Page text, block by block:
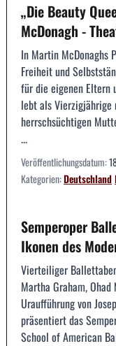
„Die Beauty
McDonagh -
In Martin McDonaghs
Freiheit und
für die eigenen Eltern
lebt als
herrschsüchtigen
...
Veröffentlichungsdatum:
Kategorien:Deutschland
Semperoper
Ikonen des
Vierteiliger
Martha Graham,
Uraufführung von
präsentiert das
School of American